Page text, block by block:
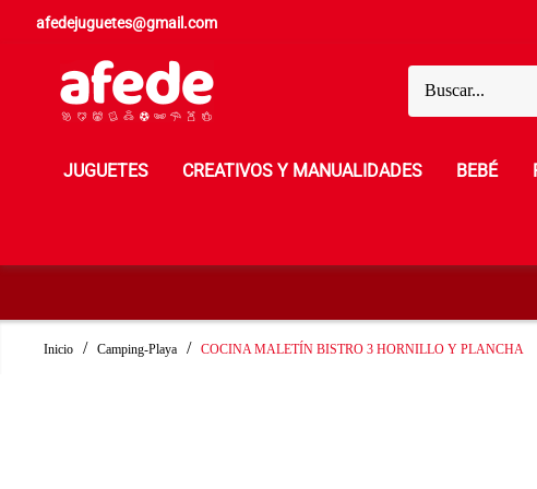
afedejuguetes@gmail.com
JUGUETES CREATIVOS Y MANUALIDADES BEBÉ
Inicio Camping-Playa COCINA MALETÍN BISTRO 3 HORNILLO Y PLANCHA